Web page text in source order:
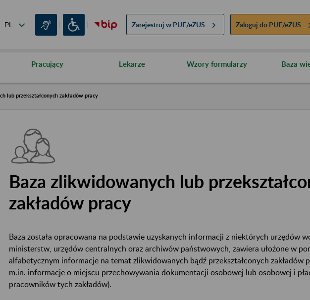
Zarejestruj w PUE/eZUS Zaloguj do PUE/eZUS
Pracujący Lekarze Wzory formularzy Baza
lub przekształconych zakładów pracy
Baza zlikwidowanych lub
zakładów pracy
Baza została opracowana na podstawie uzyskanych informacji z niektórych urzędów
ministerstw, urzędów centralnych oraz archiwów państwowych, zawiera ułożone w
alfabetycznym informacje na temat zlikwidowanych bądź przekształconych zakładów
m.in. informacje o miejscu przechowywania dokumentacji osobowej lub osobowej i
pracowników tych zakładów).